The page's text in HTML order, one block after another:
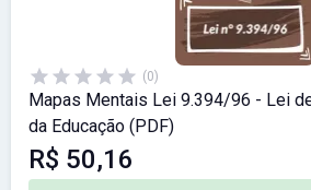
(0)
Mapas Mentais Lei 9.394/96 - Lei
da Educação (PDF)
R$ 50,16